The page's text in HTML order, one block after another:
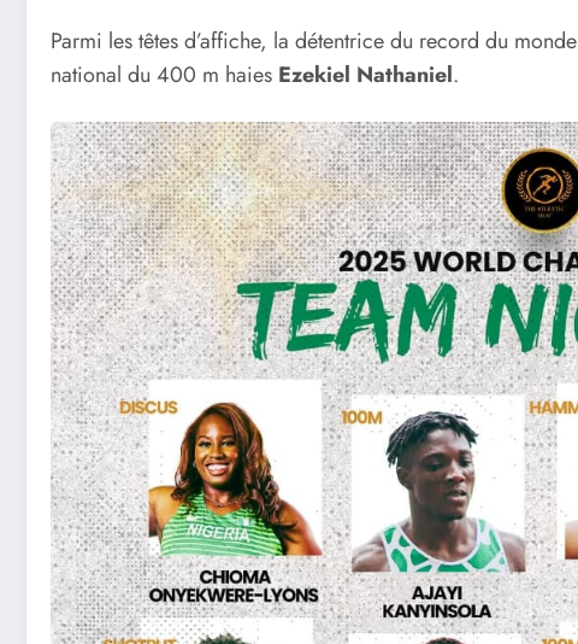
Parmi les têtes d’affiche, la détentrice du record du monde
national du 400 m haies Ezekiel Nathaniel.